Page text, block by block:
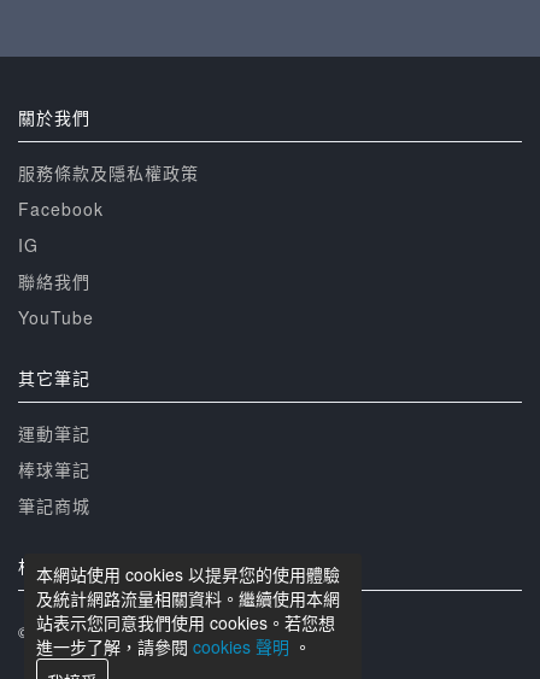
本網站使用 cookies 以提昇您的使用體驗
及統計網路流量相關資料。繼續使用本網
站表示您同意我們使用 cookies。若您想
進一步了解，請參閱 cookies 聲明 。
關於我們
服務條款及隱私權政策
Facebook
IG
聯絡我們
YouTube
其它筆記
運動筆記
棒球筆記
筆記商城
相關網站
© 籃球筆記 版權所有